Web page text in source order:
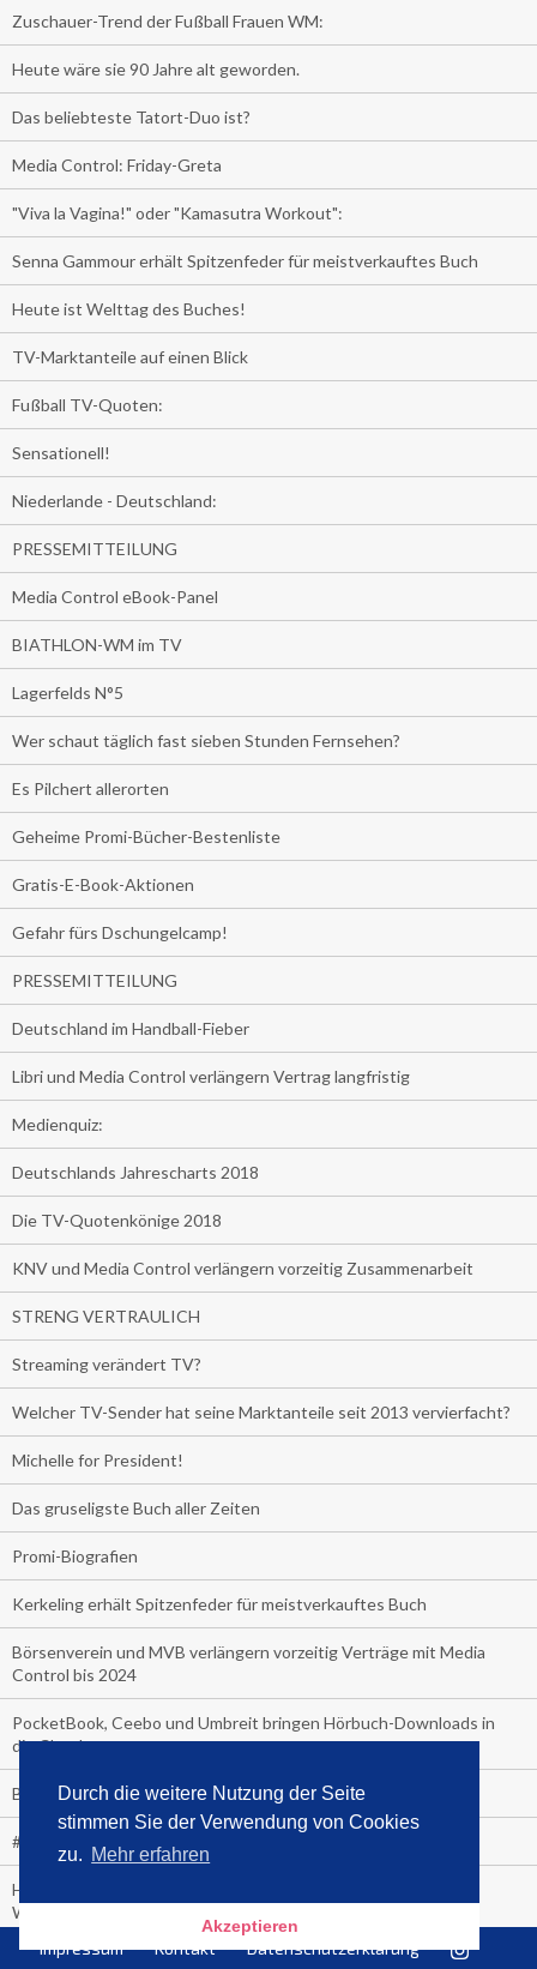
Durch die weitere Nutzung der Seite
stimmen Sie der Verwendung von Cookies
zu. Mehr erfahren
Akzeptieren
Zuschauer-Trend der Fußball Frauen WM:
Heute wäre sie 90 Jahre alt geworden.
Das beliebteste Tatort-Duo ist?
Media Control: Friday-Greta
"Viva la Vagina!" oder "Kamasutra Workout":
Senna Gammour erhält Spitzenfeder für meistverkauftes Buch
Heute ist Welttag des Buches!
TV-Marktanteile auf einen Blick
Fußball TV-Quoten:
Sensationell!
Niederlande - Deutschland:
PRESSEMITTEILUNG
Media Control eBook-Panel
BIATHLON-WM im TV
Lagerfelds N°5
Wer schaut täglich fast sieben Stunden Fernsehen?
Es Pilchert allerorten
Geheime Promi-Bücher-Bestenliste
Gratis-E-Book-Aktionen
Gefahr fürs Dschungelcamp!
PRESSEMITTEILUNG
Deutschland im Handball-Fieber
Libri und Media Control verlängern Vertrag langfristig
Medienquiz:
Deutschlands Jahrescharts 2018
Die TV-Quotenkönige 2018
KNV und Media Control verlängern vorzeitig Zusammenarbeit
STRENG VERTRAULICH
Streaming verändert TV?
Welcher TV-Sender hat seine Marktanteile seit 2013 vervierfacht?
Michelle for President!
Das gruseligste Buch aller Zeiten
Promi-Biografien
Kerkeling erhält Spitzenfeder für meistverkauftes Buch
Börsenverein und MVB verlängern vorzeitig Verträge mit Media
Control bis 2024
PocketBook, Ceebo und Umbreit bringen Hörbuch-Downloads in
die Cloud
Bella Bella
#1-Bestseller: "Das ist Alpha!" von Kollegah
Hammer! "Fear: Trump in the White House" (auf Englisch) von
Watergate-Urgestein
Wie alt sind die TV-Zuschauer
Impressum Kontakt Datenschutzerklärung